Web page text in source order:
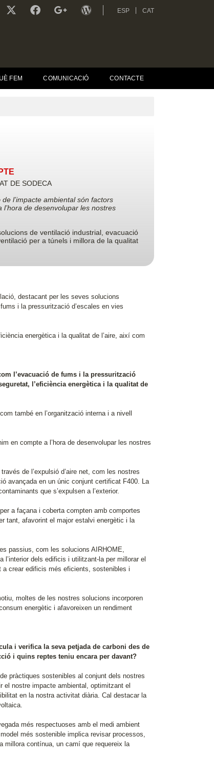
ESP CAT
FEM COMUNICACIÓ CONTACTE
DE SODECA
l’impacte ambiental són factors
de desenvolupar les nostres
de ventilació industrial, evacuació
per a túnels i millora de la qualitat
destacant per les seves solucions
i la pressurització d’escales en vies
energètica i la qualitat de l’aire, així com
l’evacuació de fums i la pressurització
l’eficiència energètica i la qualitat de
també en l’organització interna i a nivell
en compte a l’hora de desenvolupar les nostres
de l’expulsió d’aire net, com les nostres
avançada en un únic conjunt certificat F400. La
que s’expulsen a l’exterior.
a façana i coberta compten amb comportes
tant, afavorint el major estalvi energètic i la
passius, com les solucions AIRHOME,
l’interior dels edificis i utilitzant-la per millorar el
a crear edificis més eficients, sostenibles i
moltes de les nostres solucions incorporen
energètic i afavoreixen un rendiment
i verifica la seva petjada de carboni des de
i quins reptes teniu encara per davant?
pràctiques sostenibles al conjunt dels nostres
nostre impacte ambiental, optimitzant el
en la nostra activitat diària. Cal destacar la
més respectuoses amb el medi ambient
més sostenible implica revisar processos,
millora contínua, un camí que requereix la